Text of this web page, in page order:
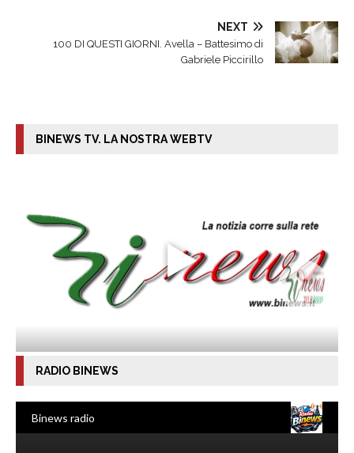
NEXT
100 DI QUESTI GIORNI. Avella – Battesimo di
Gabriele Piccirillo
BINEWS TV. LA NOSTRA WEBTV
RADIO BINEWS